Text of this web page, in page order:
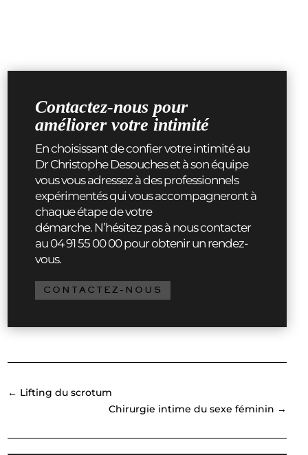
Contactez-nous pour
améliorer votre intimité
En choisissant de confier votre intimité au
Dr Christophe Desouches et à son équipe
vous vous adressez à des professionnels
expérimentés qui vous accompagneront à
chaque étape de votre
démarche. N’hésitez pas à nous contacter
au 04 91 55 00 00 pour obtenir un rendez-
vous.
CONTACTEZ-NOUS
← Lifting du scrotum
Chirurgie intime du sexe féminin →